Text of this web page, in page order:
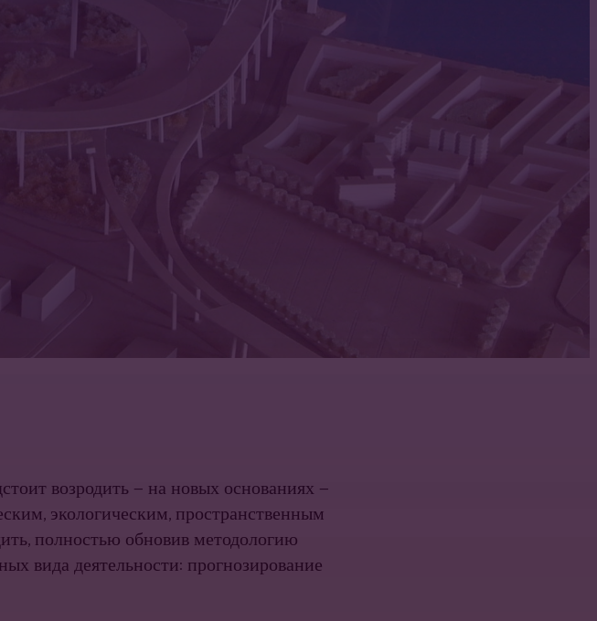
возродить — на новых основаниях —
экологическим, пространственным
полностью обновив методологию
вида деятельности: прогнозирование